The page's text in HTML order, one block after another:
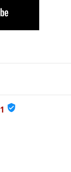
verified_user